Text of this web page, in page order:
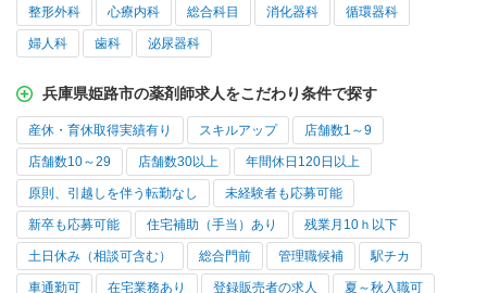
整形外科 心療内科 総合科目 消化器科 循環器科
婦人科 歯科 泌尿器科
兵庫県姫路市の薬剤師求人をこだわり条件で探す
産休・育休取得実績有り スキルアップ 店舗数1～9
店舗数10～29 店舗数30以上 年間休日120日以上
原則、引越しを伴う転勤なし 未経験者も応募可能
新卒も応募可能 住宅補助（手当）あり 残業月10ｈ以下
土日休み（相談可含む） 総合門前 管理職候補 駅チカ
車通勤可 在宅業務あり 登録販売者の求人 夏～秋入職可